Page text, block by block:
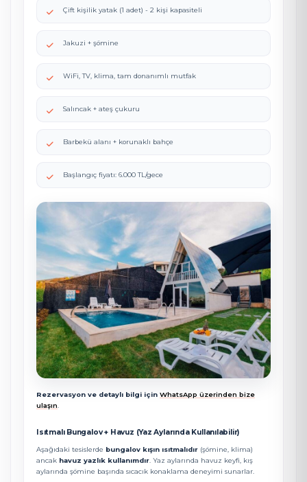
Çift kişilik yatak (1 adet) - 2 kişi kapasiteli
Jakuzi + şömine
WiFi, TV, klima, tam donanımlı mutfak
Salıncak + ateş çukuru
Barbekü alanı + korunaklı bahçe
Başlangıç fiyatı: 6.000 TL/gece
Rezervasyon ve detaylı bilgi için WhatsApp üzerinden bize
ulaşın
Isıtmalı Bungalov + Havuz (Yaz Aylarında Kullanılabilir)
Aşağıdaki tesislerde bungalov kışın ısıtmalıdır (şömine, klima)
ancak havuz yazlık kullanımdır . Yaz aylarında havuz keyfi, kış
aylarında şömine başında sıcacık konaklama deneyimi sunarlar.